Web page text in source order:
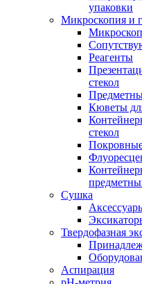
упаковки
Микроскопия и
Реагенты
стекол
Кюветы
стекол
Покровные
Сушка
Твердофазная
Аспирация